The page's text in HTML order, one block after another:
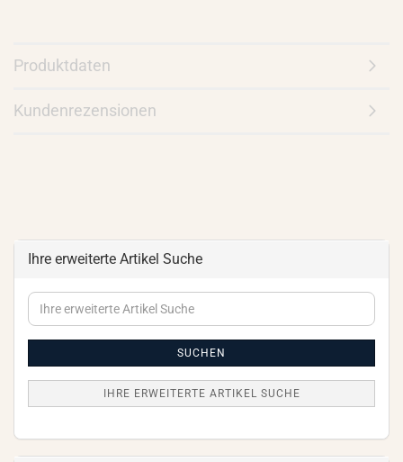
Produktdaten
Kundenrezensionen
Ihre erweiterte Artikel Suche
Ihre
erweiterte
SUCHEN
IHRE ERWEITERTE ARTIKEL SUCHE